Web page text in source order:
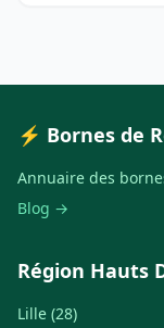
⚡ Bornes de
Annuaire des
Blog →
Région Hauts
Lille (28)